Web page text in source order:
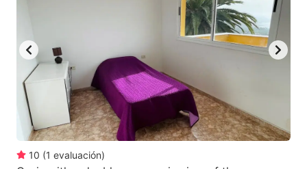
10 (1 evaluación)